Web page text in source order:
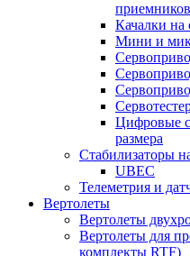
приемников
Качалки на
Мини и
Цифровые
размера
Стабилизаторы
UBEC
Телеметрия и
Вертолеты
Вертолеты
Вертолеты для
комплекты RTF)